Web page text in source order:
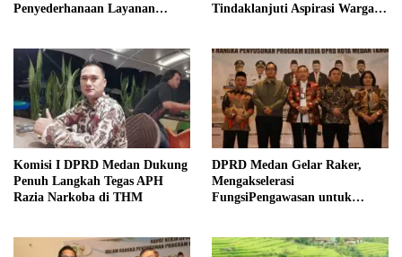
Penyederhanaan Layanan
Tindaklanjuti Aspirasi Warga
Komisi I DPRD Medan Dukung
Penuh Langkah Tegas APH
Razia Narkoba di THM
DPRD Medan Gelar Raker,
Mengakselerasi
FungsiPengawasan untuk